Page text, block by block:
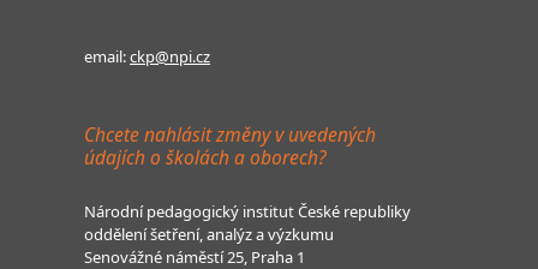
email:ckp@npi.cz
Chcete nahlásit změny v uvedených
údajích o školách a oborech?
Národní pedagogický institut České republiky
oddělení šetření, analýz a výzkumu
Senovážné náměstí 25, Praha 1